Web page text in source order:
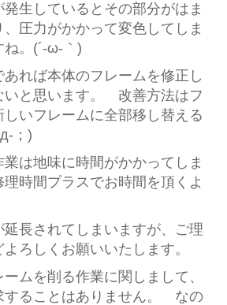
生しているとその部分がはま
圧力がかかって変色してしま
ね。(´-ω-｀)
れば本体のフレームを修正し
いと思います。 改善方法はフ
いフレームに全部移し替える
；)
は地味に時間がかかってしま
時間プラスでお時間を頂くよ
延長されてしまいますが、ご理
ろしくお願いいたします。
ムを削る作業に関しまして、
することはありません。 なの